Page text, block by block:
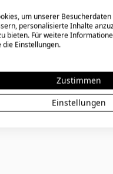
um unserer
personalisierte Inhalte
bieten. Für weitere
die Einstellungen.
Zustimmen
Einstellungen